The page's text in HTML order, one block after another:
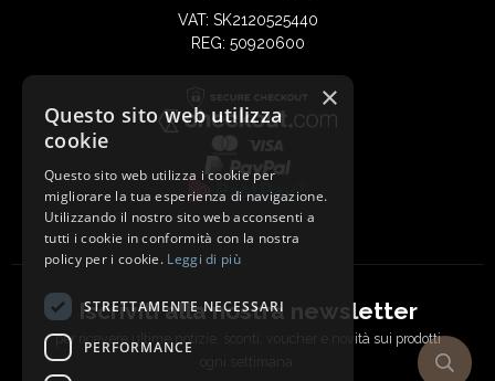
VAT: SK2120525440
REG: 50920600
Iscriviti alla nostra newsletter
per ricevere ultime notizie, sconti, voucher e novità sui prodotti
×
Questo sito web utilizza
cookie
Questo sito web utilizza i cookie per
migliorare la tua esperienza di navigazione.
Utilizzando il nostro sito web acconsenti a
tutti i cookie in conformità con la nostra
policy per i cookie. Leggi di più
STRETTAMENTE NECESSARI
PERFORMANCE